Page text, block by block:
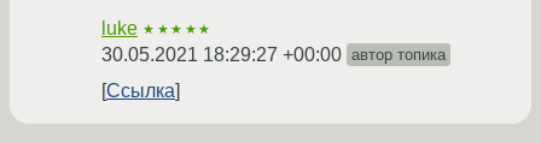
luke ★★★★★
30.05.2021 18:29:27 +00:00 автор топика
Ссылка